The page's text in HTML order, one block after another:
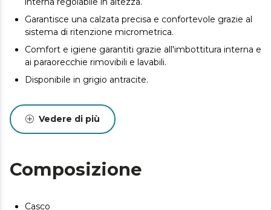
Garantisce una calzata precisa e confortevole grazie al
sistema di ritenzione micrometrica.
Comfort e igiene garantiti grazie all'imbottitura interna e
ai paraorecchie rimovibili e lavabili.
Disponibile in grigio antracite.
Vedere di più
Composizione
Casco